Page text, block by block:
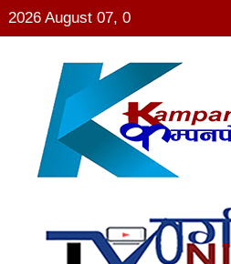
2026 August 07, 0